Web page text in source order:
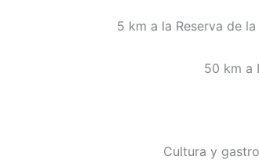
5 km a la Reserva de
50 km a
Cultura y